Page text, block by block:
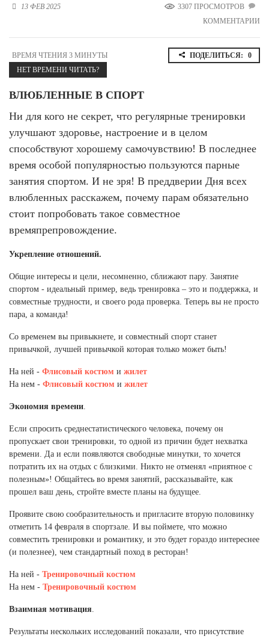
Новосибирская область (3)
Республика Башкортостан (3)
Республика Крым (1)
Республика Татарстан (2)
Ростовская область (2)
Самарская область (1)
Саратовская область (1)
Свердловская область (5)
Северная Осетия (2)
Томская область (1)
Тюменская область (3)
Хакасия (1)
Ханты-Мансийский автономный округ (3)
Челябинская область (2)
Ямало-Ненецкий автономный округ (1)
13 ФЕВ 2025
3307 ПРОСМОТРОВ
КОММЕНТАРИИ
ВРЕМЯ ЧТЕНИЯ 3 МИНУТЫ
НЕТ ВРЕМЕНИ ЧИТАТЬ?
ПОДЕЛИТЬСЯ: 0
ВЛЮБЛЕННЫЕ В СПОРТ
Ни для кого не секрет, что регулярные тренировки
улучшают здоровье, настроение и в целом
способствуют хорошему самочувствию! В последнее
время особой популярностью пользуются парные
занятия спортом. И не зря! В преддверии Дня всех
влюбленных расскажем, почему парам обязательно
стоит попробовать такое совместное
времяпрепровождение.
Укрепление отношений.
Общие интересы и цели, несомненно, сближают пару. Занятие
спортом - идеальный пример, ведь тренировка – это и поддержка, и
совместные трудности, и своего рода проверка. Теперь вы не просто
пара, а команда!
Со временем вы привыкнете, и совместный спорт станет
привычкой, лучшей привычкой которая только может быть!
На ней - Флисовый костюм и жилет
На нем - Флисовый костюм и жилет
Экономия времени.
Если спросить среднестатистического человека, почему он
пропускает свои тренировки, то одной из причин будет нехватка
времени. Да и если появляются свободные минутки, то хочется
потратить их на отдых с близкими. Никто не отменял «приятное с
полезным»! Общайтесь во время занятий, рассказывайте, как
прошел ваш день, стройте вместе планы на будущее.
Проявите свою сообразительность и пригласите вторую половинку
отметить 14 февраля в спортзале. И вы поймете, что можно
совместить тренировки и романтику, и это будет гораздо интереснее
(и полезнее), чем стандартный поход в ресторан!
На ней - Тренировочный костюм
На нем - Тренировочный костюм
Взаимная мотивация.
Результаты нескольких исследований показали, что присутствие